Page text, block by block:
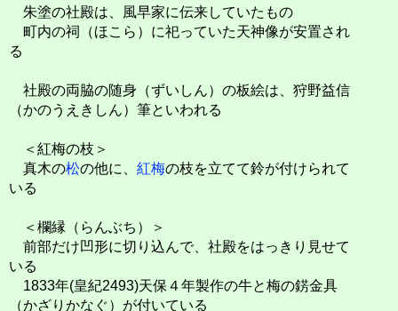
朱塗の社殿は、風早家に伝来していたもの
町内の祠（ほこら）に祀っていた天神像が安置され
る
社殿の両脇の随身（ずいしん）の板絵は、狩野益信
（かのうえきしん）筆といわれる
＜紅梅の枝＞
真木の松の他に、 紅梅の枝を立てて鈴が付けられて
いる
＜欄縁（らんぶち）＞
前部だけ凹形に切り込んで、社殿をはっきり見せて
いる
1833年(皇紀2493)天保４年製作の牛と梅の錺金具
（かざりかなぐ）が付いている